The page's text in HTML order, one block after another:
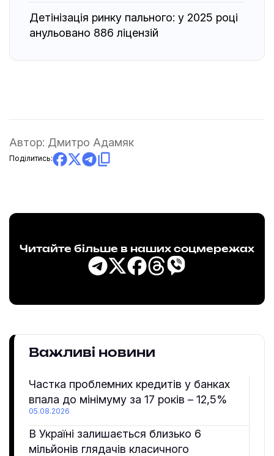
Детінізація ринку пального: у 2025 році
анульовано 886 ліцензій
Автор: Дмитро Адамяк
Поділитись:
Читайте більше в наших соцмережах
Важливі новини
Частка проблемних кредитів у банках
впала до мінімуму за 17 років – 12,5%
05.08.2026
В Україні залишається близько 6
мільйонів глядачів класичного